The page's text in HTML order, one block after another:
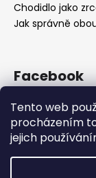
Tento web
procházením
jejich
Chodidlo jako
Jak správně
Facebook